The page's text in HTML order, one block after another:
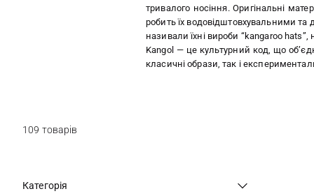
тривалого носіння. Оригінальні
робить їх водовідштовхувальними та
називали їхні вироби “kangaroo
Kangol — це культурний код, що
класичні образи, так і
109 товарів
Категорія